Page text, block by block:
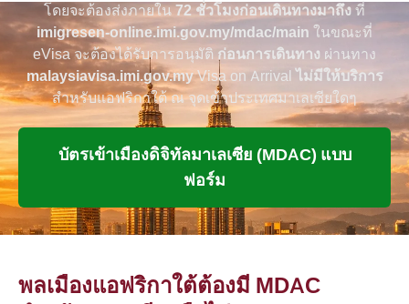
โดยจะต้องส่งภายใน72 ชั่วโมงก่อนเดินทางมาถึงที่
imigresen-online.imi.gov.my/mdac/main ในขณะที่
eVisa จะต้องได้รับการอนุมัติ ก่อนการเดินทาง ผ่านทาง
malaysiavisa.imi.gov.myVisa on Arrivalไม่มีให้บริการ
สำหรับแอฟริกาใต้ ณ จุดเข้าประเทศมาเลเซียใดๆ
บัตรเข้าเมืองดิจิทัลมาเลเซีย (MDAC) แบบ
ฟอร์ม
พลเมืองแอฟริกาใต้ต้องมี MDAC